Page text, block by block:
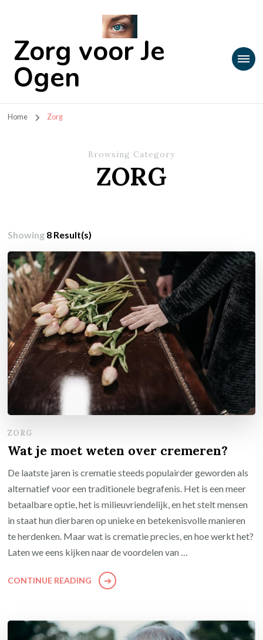
Zorg voor Je
Ogen
Home Zorg
Browsing Category
ZORG
Showing 8 Result(s)
ZORG
Wat je moet weten over cremeren?
De laatste jaren is crematie steeds populairder geworden als
alternatief voor een traditionele begrafenis. Het is een meer
betaalbare optie, het is milieuvriendelijk, en het stelt mensen
in staat hun dierbaren op unieke en betekenisvolle manieren
te herdenken. Maar wat is crematie precies, en hoe werkt het?
Laten we eens kijken naar de voordelen van …
CONTINUE READING